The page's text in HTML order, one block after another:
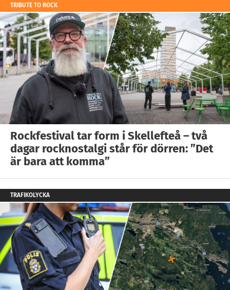
TRIBUTE TO ROCK
Rockfestival tar form i Skellefteå – två
dagar rocknostalgi står för dörren: ”Det
är bara att komma”
TRAFIKOLYCKA